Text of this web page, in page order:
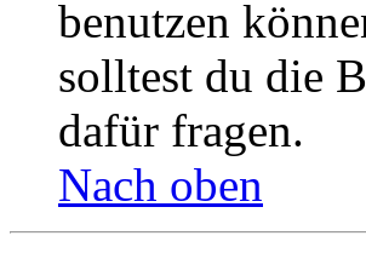
benutzen
solltest du die
dafür fragen.
Nach oben